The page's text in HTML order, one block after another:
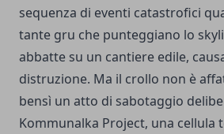
sequenza di eventi catastrofici
tante gru che punteggiano lo
abbatte su un cantiere edile,
distruzione. Ma il crollo non è
bensì un atto di sabotaggio
Kommunalka Project, una cellula